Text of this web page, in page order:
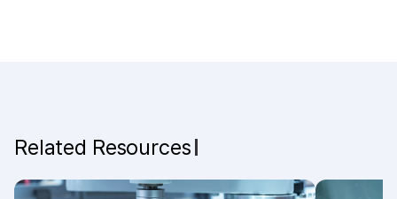
Related Resources